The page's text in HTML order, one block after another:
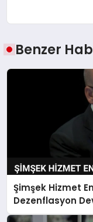
Benzer
Şimşek Hizmet
Dezenflasyon